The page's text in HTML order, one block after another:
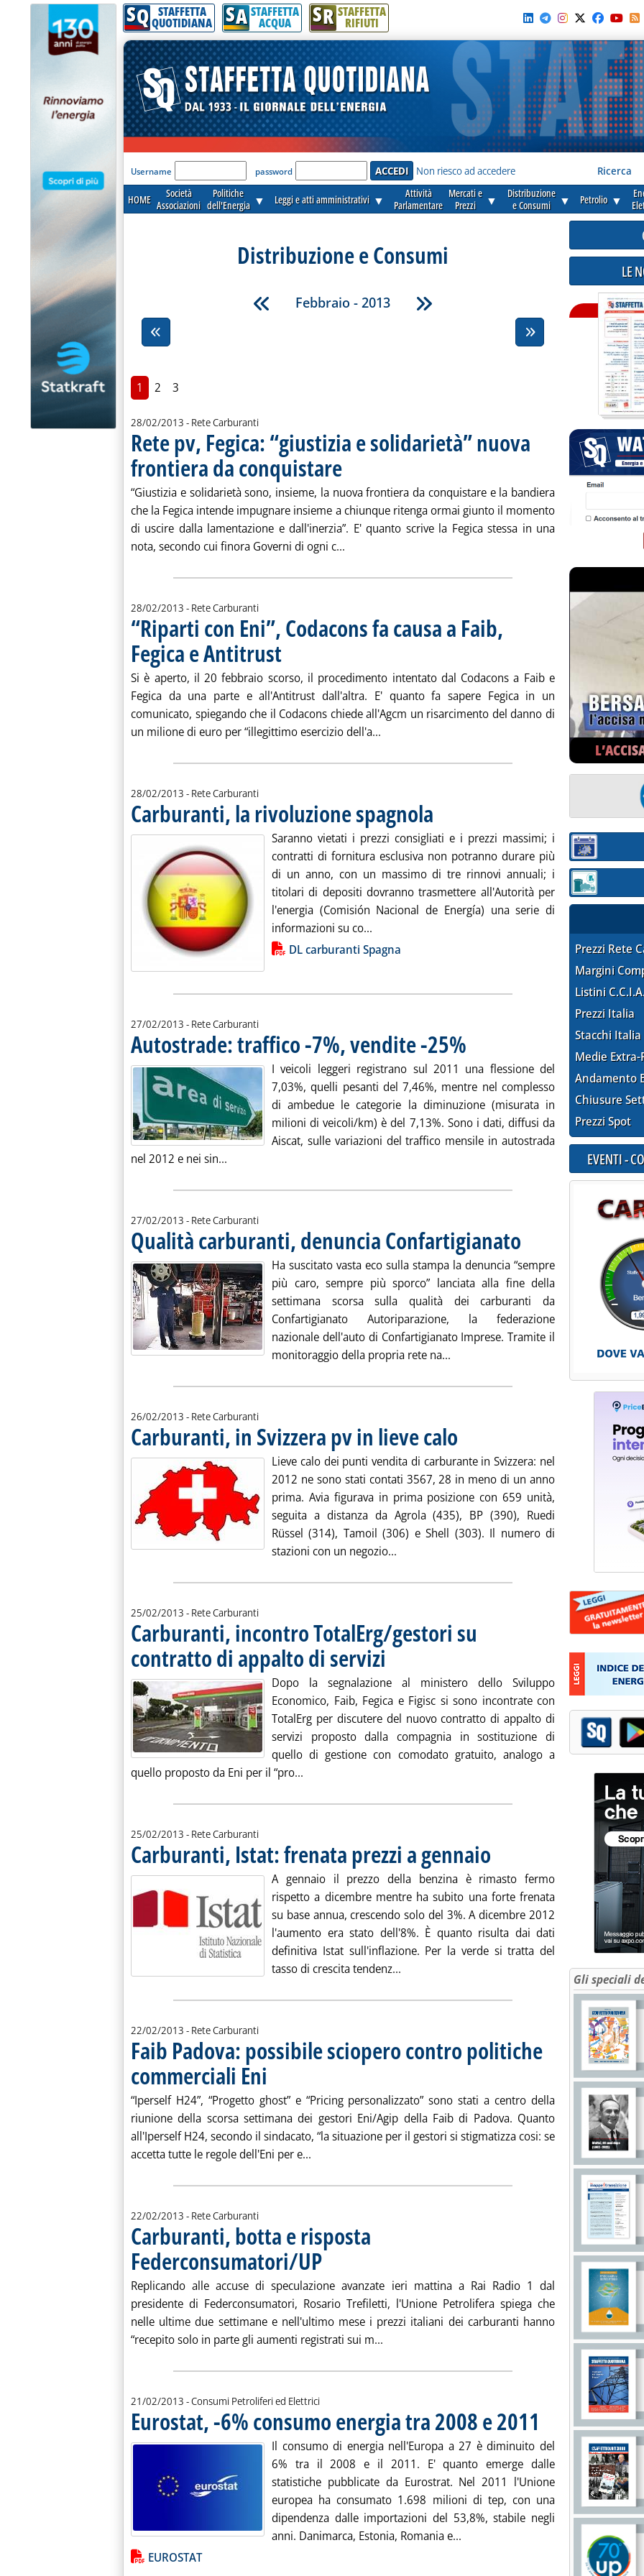
SQ STAFFETTA
QUOTIDIANA SA STAFFETTA
ACQUA SR STAFFETTA
RIFIUTI
'Modulo Login per accedere'
Username password Non riesco ad accedere Ricerca
HOME
Società
Associazioni
Politiche
dell'Energia ▼ Leggi e atti amministrativi ▼
Attività
Parlamentare
Mercati e
Prezzi
▼
Distribuzione
e Consumi
▼ Petrolio ▼
Distribuzione e Consumi
Febbraio - 2013
1 2 3
28/02/2013 - Rete Carburanti
Rete pv, Fegica: “giustizia e solidarietà” nuova
frontiera da conquistare
“Giustizia e solidarietà sono, insieme, la nuova frontiera da conquistare e la bandiera
che la Fegica intende impugnare insieme a chiunque ritenga ormai giunto il momento
di uscire dalla lamentazione e dall'inerzia”. E' quanto scrive la Fegica stessa in una
nota, secondo cui finora Governi di ogni c... Leggi tutta la notizia: 'Rete pv, Fegica: “giustizia e
28/02/2013 - Rete Carburanti
“Riparti con Eni”, Codacons fa causa a Faib,
Fegica e Antitrust
Si è aperto, il 20 febbraio scorso, il procedimento intentato dal Codacons a Faib e
Fegica da una parte e all'Antitrust dall'altra. E' quanto fa sapere Fegica in un
comunicato, spiegando che il Codacons chiede all'Agcm un risarcimento del danno di
un milione di euro per “illegittimo esercizio dell'a... Leggi tutta la notizia: '“Riparti con Eni”,
28/02/2013 - Rete Carburanti
Carburanti, la rivoluzione spagnola
Saranno vietati i prezzi consigliati e i prezzi massimi; i
contratti di fornitura esclusiva non potranno durare più
di un anno, con un massimo di tre rinnovi annuali; i
titolari di depositi dovranno trasmettere all'Autorità per
l'energia (Comisión Nacional de Energía) una serie di
informazioni su co... Leggi tutta la notizia: 'Carburanti, la rivoluzione
Lista allegati PDF alla notiziaDL carburanti Spagna
27/02/2013 - Rete Carburanti
Autostrade: traffico -7%, vendite -25% . Pubblicata mercoledì 27 febbraio 2013 alle 14.49.
I veicoli leggeri registrano sul 2011 una flessione del
7,03%, quelli pesanti del 7,46%, mentre nel complesso
di ambedue le categorie la diminuzione (misurata in
milioni di veicoli/km) è del 7,13%. Sono i dati, diffusi da
Aiscat, sulle variazioni del traffico mensile in autostrada
nel 2012 e nei sin...
27/02/2013 - Rete Carburanti
Qualità carburanti, denuncia Confartigianato . Pubblicata mercoledì 27 febbraio
Ha suscitato vasta eco sulla stampa la denuncia “sempre
più caro, sempre più sporco” lanciata alla fine della
settimana scorsa sulla qualità dei carburanti da
Confartigianato Autoriparazione, la federazione
nazionale dell'auto di Confartigianato Imprese. Tramite il
monitoraggio della propria rete na... Leggi tutta la notizia: 'Qualità
26/02/2013 - Rete Carburanti
Carburanti, in Svizzera pv in lieve calo . Pubblicata martedì 26 febbraio 2013 alle 14.35.
Lieve calo dei punti vendita di carburante in Svizzera: nel
2012 ne sono stati contati 3567, 28 in meno di un anno
prima. Avia figurava in prima posizione con 659 unità,
seguita a distanza da Agrola (435), BP (390), Ruedi
Rüssel (314), Tamoil (306) e Shell (303). Il numero di
stazioni con un negozio... Leggi tutta la notizia: 'Carburanti, in Svizzera
25/02/2013 - Rete Carburanti
Carburanti, incontro TotalErg/gestori su
contratto di appalto di servizi . Pubblicata lunedì 25 febbraio 2013 alle 15.14.
Dopo la segnalazione al ministero dello Sviluppo
Economico, Faib, Fegica e Figisc si sono incontrate con
TotalErg per discutere del nuovo contratto di appalto di
servizi proposto dalla compagnia in sostituzione di
quello di gestione con comodato gratuito, analogo a
quello proposto da Eni per il “pro... Leggi tutta la notizia: 'Carburanti, incontro TotalErg/gestori su
25/02/2013 - Rete Carburanti
Carburanti, Istat: frenata prezzi a gennaio . Pubblicata lunedì 25 febbraio 2013 alle
A gennaio il prezzo della benzina è rimasto fermo
rispetto a dicembre mentre ha subito una forte frenata
su base annua, crescendo solo del 3%. A dicembre 2012
l'aumento era stato dell'8%. È quanto risulta dai dati
definitiva Istat sull'inflazione. Per la verde si tratta del
tasso di crescita tendenz... Leggi tutta la notizia: 'Carburanti, Istat:
22/02/2013 - Rete Carburanti
Faib Padova: possibile sciopero contro politiche
commerciali Eni . Pubblicata venerdì 22 febbraio 2013 alle 15.26.
“Iperself H24”, “Progetto ghost” e “Pricing personalizzato” sono stati a centro della
riunione della scorsa settimana dei gestori Eni/Agip della Faib di Padova. Quanto
all'Iperself H24, secondo il sindacato, “la situazione per il gestori si stigmatizza cosi: se
accetta tutte le regole dell'Eni per e... Leggi tutta la notizia: 'Faib Padova: possibile sciopero contro
22/02/2013 - Rete Carburanti
Carburanti, botta e risposta
Federconsumatori/UP. Pubblicata venerdì 22 febbraio 2013 alle 15.23.
Replicando alle accuse di speculazione avanzate ieri mattina a Rai Radio 1 dal
presidente di Federconsumatori, Rosario Trefiletti, l'Unione Petrolifera spiega che
nelle ultime due settimane e nell'ultimo mese i prezzi italiani dei carburanti hanno
“recepito solo in parte gli aumenti registrati sui m... Leggi tutta la notizia: 'Carburanti, botta e
21/02/2013 - Consumi Petroliferi ed Elettrici
Eurostat, -6% consumo energia tra 2008 e 2011 . Pubblicata giovedì 21
Il consumo di energia nell'Europa a 27 è diminuito del
6% tra il 2008 e il 2011. E' quanto emerge dalle
statistiche pubblicate da Eurostrat. Nel 2011 l'Unione
europea ha consumato 1.698 milioni di tep, con una
dipendenza dalle importazioni del 53,8%, stabile negli
anni. Danimarca, Estonia, Romania e... Leggi tutta la notizia: 'Eurostat, -
Lista allegati PDF alla notizia
EUROSTAT
LE
Sezione:
Sezione:
Prezzi Rete
Margini
Listini
Prezzi Italia
Stacchi Italia
Medie Extra-
Andamento
Chiusure
Prezzi Spot
EVENTI -
Gli speciali